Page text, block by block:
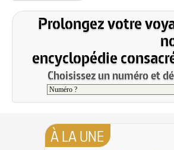
Prolongez votre
encyclopédie
Choisissez un numéro et
À LA UNE